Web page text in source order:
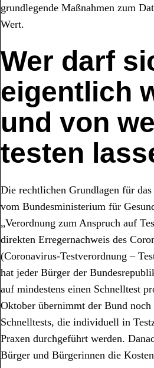
grundlegende Maßnahmen zum
Wert.
Wer darf
eigentlich
und von
testen
Die rechtlichen Grundlagen für
vom Bundesministerium für
„Verordnung zum Anspruch auf
direkten Erregernachweis des
(Coronavirus-Testverordnung –
hat jeder Bürger der
auf mindestens einen Schnelltest
Oktober übernimmt der Bund
Schnelltests, die individuell in
Praxen durchgeführt werden.
Bürger und Bürgerinnen die